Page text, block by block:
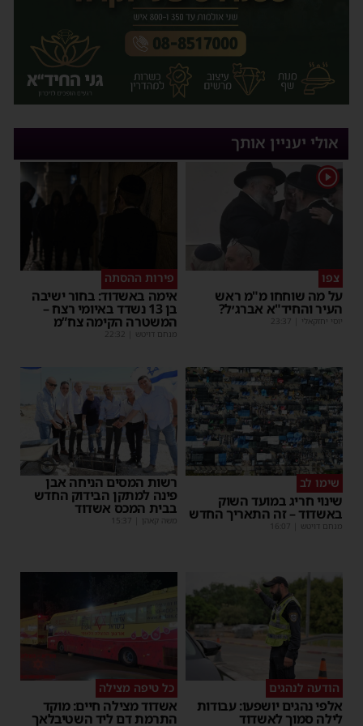
אולי יעניין אותך
1
צפו
על מה שוחחו מ"מ ראש
העיר והחיד"א אברג׳ל?
יוסי יחזקאלי 23:37
פירות ההסתה
אימה באשדוד: בחור ישיבה
בן 13 נשדד באיומי רצח –
המשטרה הקימה צח”מ
מנחם דויטש 22:32
שימו לב
שינוי חריג במועד השוק
באשדוד – זה התאריך החדש
מנחם דויטש 16:07
רשות המסים הניחה אבן
פינה למתקן הבידוק החדש
בבית המכס אשדוד
משה קאהן 15:37
הודעה לנהגים
אלפי נהגים יושפעו: עבודות
לילה סמוך לאשדוד
כל טיפה מצילה
אשדוד מצילה חיים: מוקד
התרמת דם ליד השטיבלאך